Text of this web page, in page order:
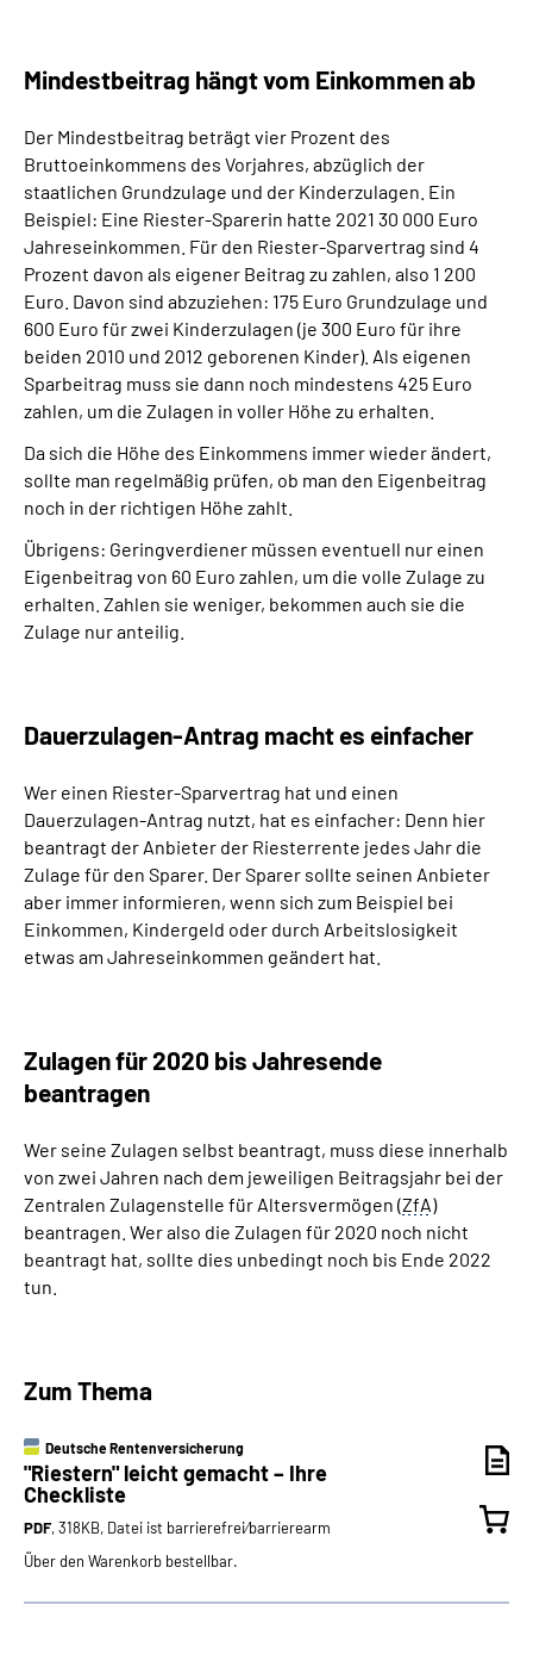
Mindestbeitrag hängt vom Einkommen ab
Der Mindestbeitrag beträgt vier Prozent des
Bruttoeinkommens des Vorjahres, abzüglich der
staatlichen Grundzulage und der Kinderzulagen. Ein
Beispiel: Eine Riester-Sparerin hatte 2021 30 000 Euro
Jahreseinkommen. Für den Riester-Sparvertrag sind 4
Prozent davon als eigener Beitrag zu zahlen, also 1 200
Euro. Davon sind abzuziehen: 175 Euro Grundzulage und
600 Euro für zwei Kinderzulagen (je 300 Euro für ihre
beiden 2010 und 2012 geborenen Kinder). Als eigenen
Sparbeitrag muss sie dann noch mindestens 425 Euro
zahlen, um die Zulagen in voller Höhe zu erhalten.
Da sich die Höhe des Einkommens immer wieder ändert,
sollte man regelmäßig prüfen, ob man den Eigenbeitrag
noch in der richtigen Höhe zahlt.
Übrigens: Geringverdiener müssen eventuell nur einen
Eigenbeitrag von 60 Euro zahlen, um die volle Zulage zu
erhalten. Zahlen sie weniger, bekommen auch sie die
Zulage nur anteilig.
Dauerzulagen-Antrag macht es einfacher
Wer einen Riester-Sparvertrag hat und einen
Dauerzulagen-Antrag nutzt, hat es einfacher: Denn hier
beantragt der Anbieter der Riesterrente jedes Jahr die
Zulage für den Sparer. Der Sparer sollte seinen Anbieter
aber immer informieren, wenn sich zum Beispiel bei
Einkommen, Kindergeld oder durch Arbeitslosigkeit
etwas am Jahreseinkommen geändert hat.
Zulagen für 2020 bis Jahresende
beantragen
Wer seine Zulagen selbst beantragt, muss diese innerhalb
von zwei Jahren nach dem jeweiligen Beitragsjahr bei der
Zentralen Zulagenstelle für Altersvermögen (ZfA)
beantragen. Wer also die Zulagen für 2020 noch nicht
beantragt hat, sollte dies unbedingt noch bis Ende 2022
tun.
Zum Thema
Deutsche Rentenversicherung
"Riestern" leicht gemacht – Ihre
Checkliste
PDF, 318KB, Datei ist barrierefrei⁄barrierearm
Über den Warenkorb bestellbar.